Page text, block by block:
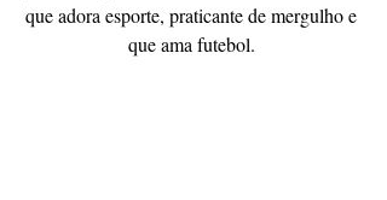
que adora esporte, praticante de mergulho e
que ama futebol.